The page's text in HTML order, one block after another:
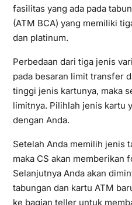
fasilitas yang ada pada
(ATM BCA) yang memiliki
dan platinum.
Perbedaan dari tiga jenis
pada besaran limit transfer
tinggi jenis kartunya, maka
limitnya. Pilihlah jenis kartu
dengan Anda.
Setelah Anda memilih jenis
maka CS akan memberikan
Selanjutnya Anda akan
tabungan dan kartu ATM
ke bagian teller untuk